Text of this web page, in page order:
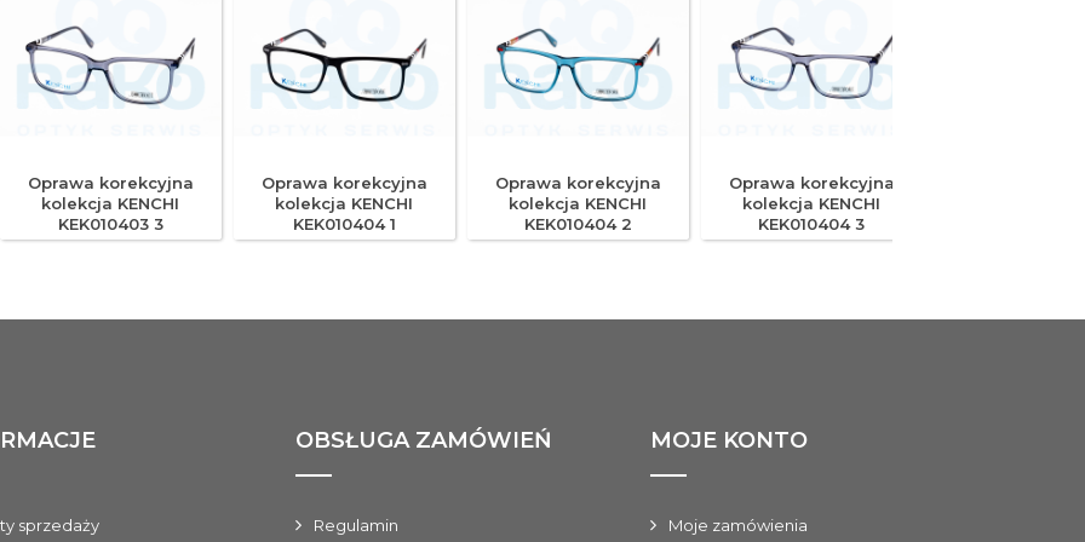
Oprawa korekcyjna
kolekcja KENCHI
KEK010403 3
Oprawa korekcyjna
kolekcja KENCHI
KEK010404 1
Oprawa korekcyjna
kolekcja KENCHI
KEK010404 2
Oprawa korekcyjna
kolekcja KENCHI
KEK010404 3
sprzedaży
OBSŁUGA ZAMÓWIEŃ
Regulamin
MOJE KONTO
Moje zamówienia